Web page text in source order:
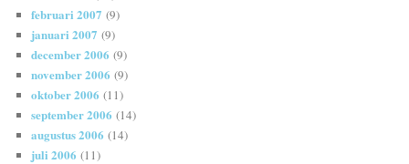
februari 2007 (9)
januari 2007 (9)
december 2006 (9)
november 2006 (9)
oktober 2006 (11)
september 2006 (14)
augustus 2006 (14)
juli 2006 (11)